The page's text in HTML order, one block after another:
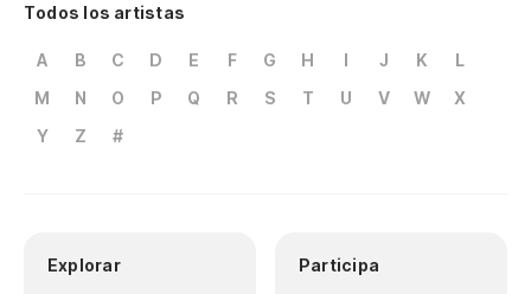
Todos los artistas
A B C D E F G H I J K
L
M
N O P Q R S T U V W
X
Y
Z #
Explorar Participa